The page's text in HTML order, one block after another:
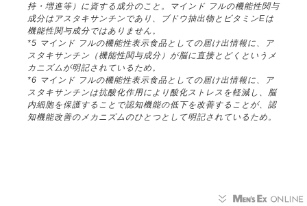
持・増進等）に資する成分のこと。マインド フルの機能性関与
成分はアスタキサンチンであり、ブドウ抽出物とビタミンEは
機能性関与成分ではありません。
*5 マインド フルの機能性表示食品としての届け出情報に、ア
スタキサンチン（機能性関与成分）が脳に直接とどくというメ
カニズムが明記されているため。
*6 マインド フルの機能性表示食品としての届け出情報に、ア
スタキサンチンは抗酸化作用により酸化ストレスを軽減し、脳
内細胞を保護することで認知機能の低下を改善することが、認
知機能改善のメカニズムのひとつとして明記されているため。